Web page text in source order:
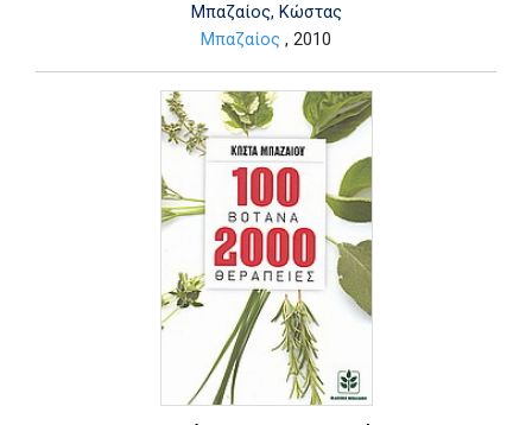
Μπαζαίος, Κώστας
Μπαζαίος , 2010